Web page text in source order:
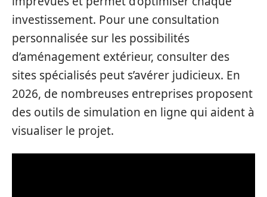
investissement. Pour une consultation
personnalisée sur les possibilités
d’aménagement extérieur, consulter des
sites spécialisés peut s’avérer judicieux. En
2026, de nombreuses entreprises proposent
des outils de simulation en ligne qui aident à
visualiser le projet.